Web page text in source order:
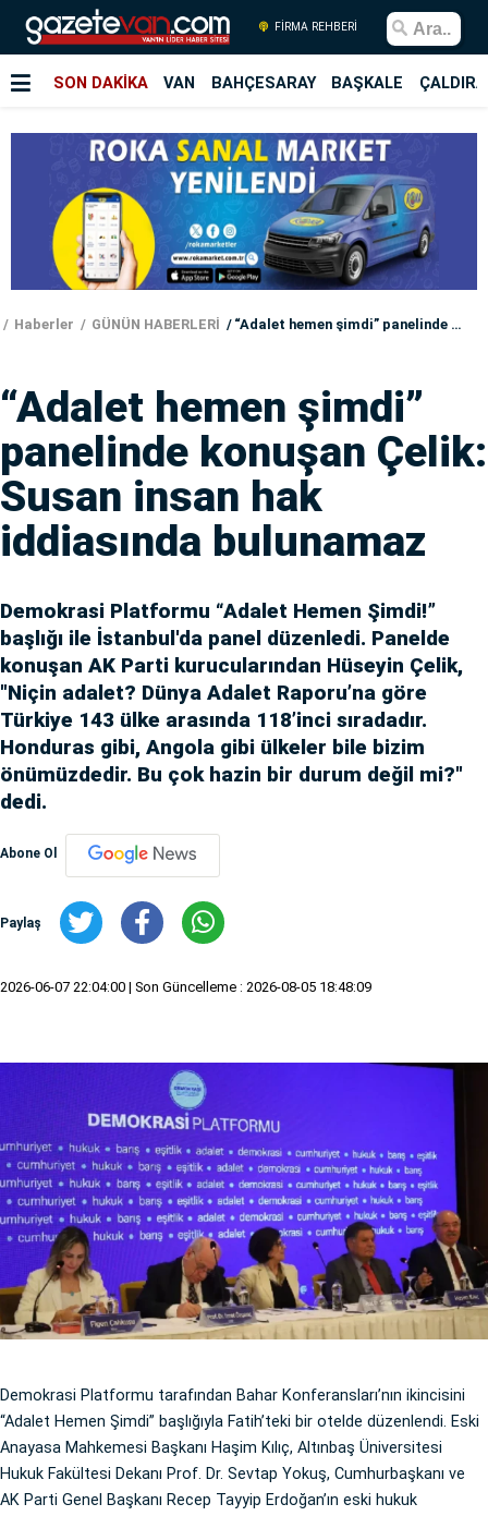
FİRMA REHBERİ
SON DAKİKA VAN BAHÇESARAY BAŞKALE
Haberler GÜNÜN HABERLERİ “Adalet hemen şimdi” panelinde konuşan Çelik: Susan insan hak iddiasında bulunamaz
“Adalet hemen şimdi”
panelinde konuşan Çelik:
Susan insan hak
iddiasında bulunamaz
Demokrasi Platformu “Adalet Hemen Şimdi!”
başlığı ile İstanbul'da panel düzenledi. Panelde
konuşan AK Parti kurucularından Hüseyin Çelik,
"Niçin adalet? Dünya Adalet Raporu’na göre
Türkiye 143 ülke arasında 118’inci sıradadır.
Honduras gibi, Angola gibi ülkeler bile bizim
önümüzdedir. Bu çok hazin bir durum değil mi?"
dedi.
Abone Ol
Paylaş
2026-06-07 22:04:00 | Son Güncelleme : 2026-08-05 18:48:09
Demokrasi Platformu tarafından Bahar Konferansları’nın ikincisini
“Adalet Hemen Şimdi” başlığıyla Fatih’teki bir otelde düzenlendi. Eski
Anayasa Mahkemesi Başkanı Haşim Kılıç, Altınbaş Üniversitesi
Hukuk Fakültesi Dekanı Prof. Dr. Sevtap Yokuş, Cumhurbaşkanı ve
AK Parti Genel Başkanı Recep Tayyip Erdoğan’ın eski hukuk